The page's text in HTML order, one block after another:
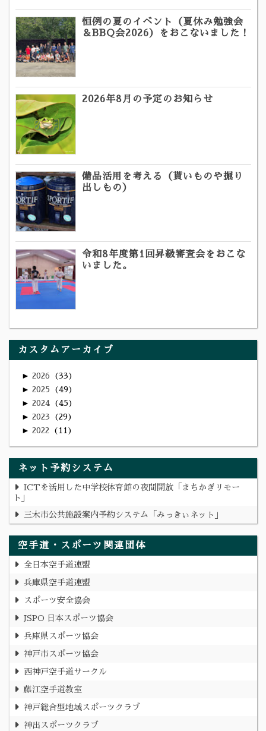
恒例の夏のイベント（夏休み勉強会
＆BBQ会2026）をおこないました！
2026年8月の予定のお知らせ
備品活用を考える（貰いものや掘り
出しもの）
令和8年度第1回昇級審査会をおこな
いました。
カスタムアーカイブ
► 2026 33
► 2025 49
► 2024 45
► 2023 29
► 2022 11
ネット予約システム
ICTを活用した中学校体育館の夜間開放「まちかぎリモー
ト」
三木市公共施設案内予約システム「みっきぃネット」
空手道・スポーツ関連団体
全日本空手道連盟
兵庫県空手道連盟
スポーツ安全協会
JSPO 日本スポーツ協会
兵庫県スポーツ協会
神戸市スポーツ協会
西神戸空手道サークル
藤江空手道教室
神戸総合型地域スポーツクラブ
神出スポーツクラブ